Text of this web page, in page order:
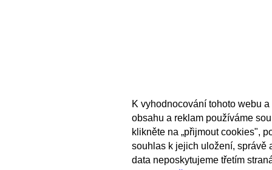
K vyhodnocování tohoto webu
obsahu a reklam používáme
klikněte na „přijmout cookies",
souhlas k jejich uložení, správě
data neposkytujeme třetím